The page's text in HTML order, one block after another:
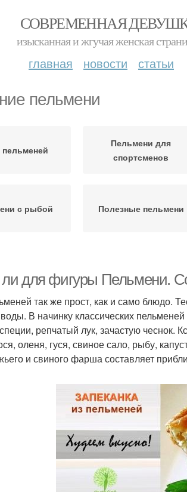
СОВРЕМЕННАЯ
изысканная и жгучая женская
главная новости статьи
пельмени
пельменей
Пельмени для
спортсменов
с рыбой Полезные пельмени
пельмени
Пельмени при
правильном питании
для фигуры Пельмени.
так же прост, как и само блюдо.
В начинку классических
репчатый лук, зачастую чеснок.
оленя, гуся, свиное сало, рыбу,
и свиного фарша составляет